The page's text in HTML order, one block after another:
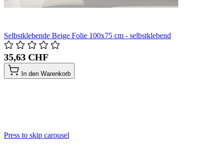
Selbstklebende Beige Folie 100x75 cm - selbstklebend
35,63 CHF
In den Warenkorb
Press to skip carousel